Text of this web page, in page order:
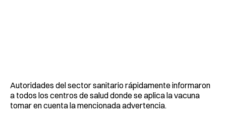
Autoridades del sector sanitario rápidamente informaron
a todos los centros de salud donde se aplica la vacuna
tomar en cuenta la mencionada advertencia.